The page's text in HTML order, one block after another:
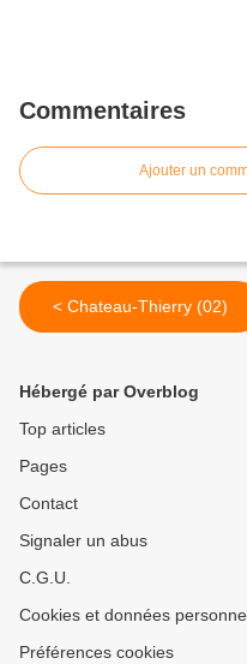
Commentaires
Ajouter un
< Chateau-Thierry (02)
Hébergé par Overblog
Top articles
Pages
Contact
Signaler un abus
C.G.U.
Cookies et données
Préférences cookies